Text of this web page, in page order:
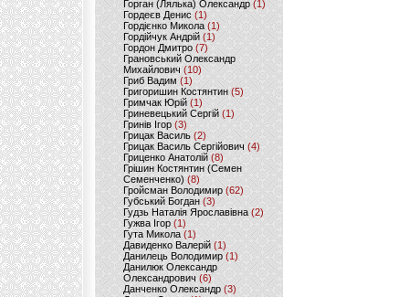
Горган (Лялька) Олександр(1)
Гордеєв Денис (1)
Гордієнко Микола (1)
Гордійчук Андрій (1)
Гордон Дмитро (7)
Грановський Олександр
Михайлович (10)
Гриб Вадим (1)
Григоришин Костянтин (5)
Гримчак Юрій(1)
Гриневецький Сергій(1)
Гринів Ігор (3)
Грицак Василь (2)
Грицак Василь Сергійович (4)
Гриценко Анатолій (8)
Грішин Костянтин (Семен
Семенченко)(8)
Гройсман Володимир(62)
Губський Богдан (3)
Гудзь Наталія Ярославівна(2)
Гужва Ігор (1)
Гута Микола (1)
Давиденко Валерій (1)
Данилець Володимир(1)
Данилюк Олександр
Олександрович (6)
Данченко Олександр (3)